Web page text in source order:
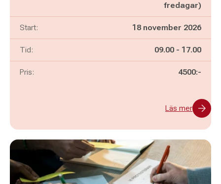
fredagar)
Start: 18 november 2026
Tid: Pågår mellan
09.00 - och
17.00
Pris: 4500:-
Läs mer